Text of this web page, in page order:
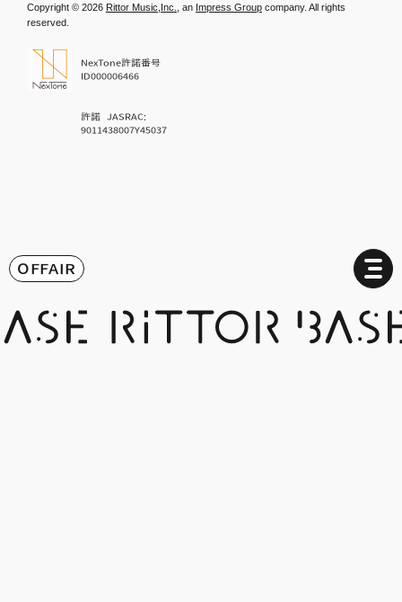
OFFAIR
Copyright © 2026 Rittor Music,Inc., an Impress Group company. All rights
reserved.
NexTone許諾番号
ID000006466
許諾 JASRAC:
9011438007Y45037